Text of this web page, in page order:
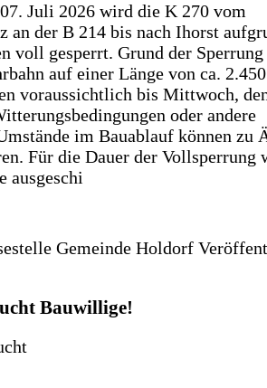
Juli 2026 wird die K 270 vom
an der B 214 bis nach Ihorst
voll gesperrt. Grund der
auf einer Länge von ca.
voraussichtlich bis Mittwoch,
oder andere
im Bauablauf können zu
Für die Dauer der Vollsperrung
ausgeschi
Gemeinde Holdorf
Bauwillige!